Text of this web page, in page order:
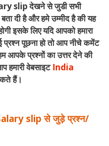
slip देखने से जुडी सभी
दी है और हमे उम्मीद है की यह
इसके लिए यदि आपको हमारा
पूछना हो तो आप नीचे कमेंट
आपके प्रश्नों का उत्तर देने की
हमारी वेबसाइट India
हैं।
slip से जुड़े प्रश्न/